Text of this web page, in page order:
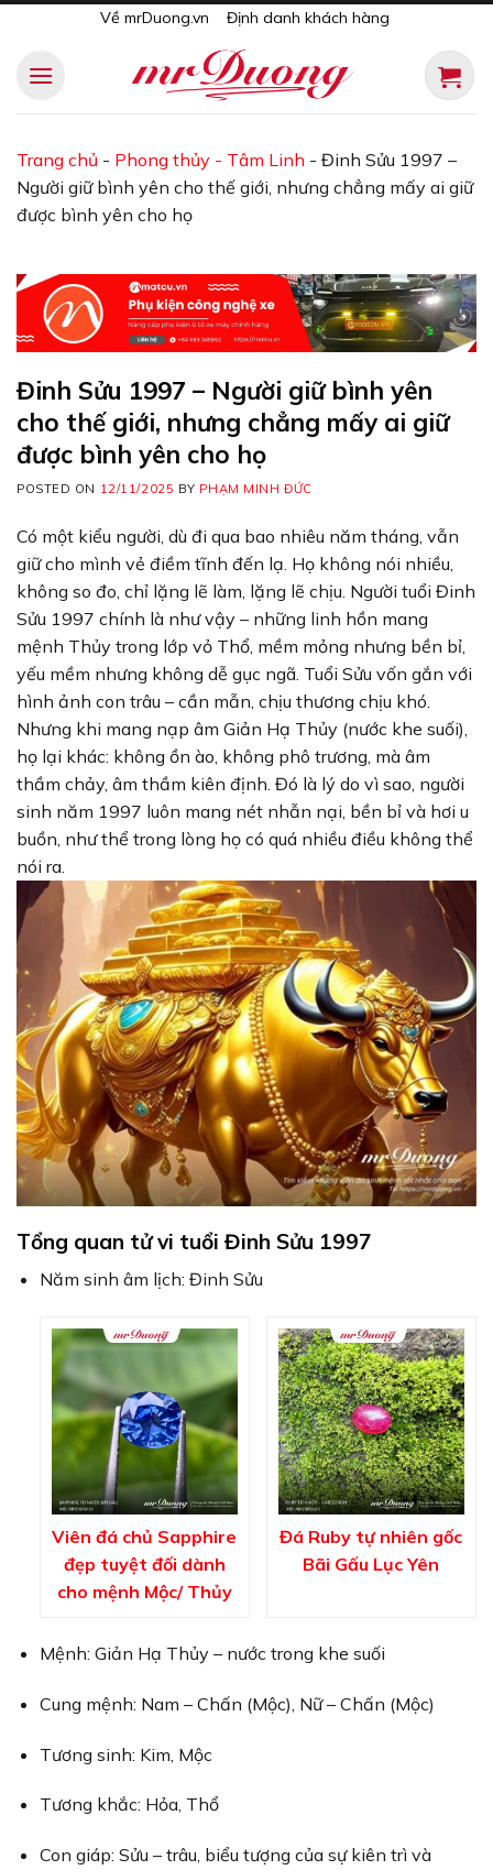
content
Về mrDuong.vn Định danh khách hàng
Trang chủ - Phong thủy - Tâm Linh - Đinh Sửu 1997 –
Người giữ bình yên cho thế giới, nhưng chẳng mấy ai giữ
được bình yên cho họ
Đinh Sửu 1997 – Người giữ bình yên
cho thế giới, nhưng chẳng mấy ai giữ
được bình yên cho họ
POSTED ON 12/11/2025 BY PHẠM MINH ĐỨC
Có một kiểu người, dù đi qua bao nhiêu năm tháng, vẫn
giữ cho mình vẻ điềm tĩnh đến lạ. Họ không nói nhiều,
không so đo, chỉ lặng lẽ làm, lặng lẽ chịu. Người tuổi Đinh
Sửu 1997 chính là như vậy – những linh hồn mang
mệnh Thủy trong lớp vỏ Thổ, mềm mỏng nhưng bền bỉ,
yếu mềm nhưng không dễ gục ngã. Tuổi Sửu vốn gắn với
hình ảnh con trâu – cần mẫn, chịu thương chịu khó.
Nhưng khi mang nạp âm Giản Hạ Thủy (nước khe suối),
họ lại khác: không ồn ào, không phô trương, mà âm
thầm chảy, âm thầm kiên định. Đó là lý do vì sao, người
sinh năm 1997 luôn mang nét nhẫn nại, bền bỉ và hơi u
buồn, như thể trong lòng họ có quá nhiều điều không thể
nói ra.
Tổng quan tử vi tuổi Đinh Sửu 1997
Năm sinh âm lịch: Đinh Sửu
Viên đá chủ Sapphire
đẹp tuyệt đối dành
cho mệnh Mộc/ Thủy
Đá Ruby tự nhiên gốc
Bãi Gấu Lục Yên
Mệnh: Giản Hạ Thủy – nước trong khe suối
Cung mệnh: Nam – Chấn (Mộc), Nữ – Chấn (Mộc)
Tương sinh: Kim, Mộc
Tương khắc: Hỏa, Thổ
Con giáp: Sửu – trâu, biểu tượng của sự kiên trì và